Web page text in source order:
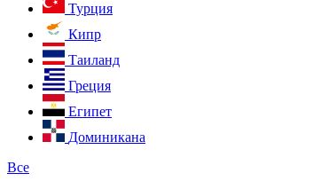
Турция
Кипр
Таиланд
Греция
Египет
Доминикана
Все